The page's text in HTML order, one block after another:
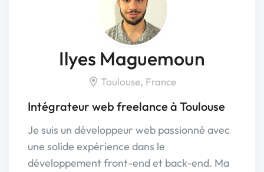
Ilyes Maguemoun
Toulouse, France
Intégrateur web freelance à Toulouse
Je suis un développeur web passionné avec
une solide expérience dans le
développement front-end et back-end. Ma